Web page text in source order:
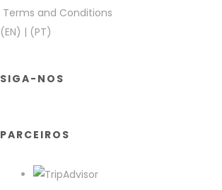
Terms and Conditions
(EN) | (PT)
SIGA-NOS
PARCEIROS